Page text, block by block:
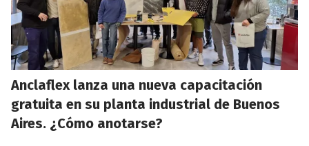
Anclaflex lanza una nueva capacitación
gratuita en su planta industrial de Buenos
Aires. ¿Cómo anotarse?